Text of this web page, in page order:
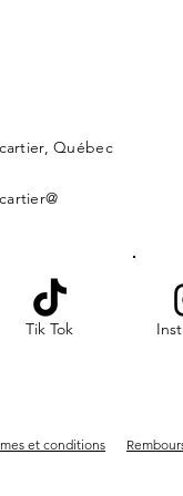
Québec
Tik Tok
et conditions